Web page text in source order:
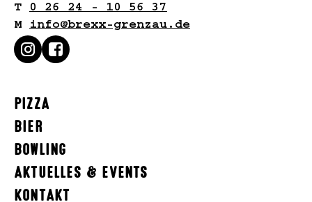
T 0 26 24 - 10 56 37
M info@brexx-grenzau.de
PIZZA
BIER
BOWLING
AKTUELLES & EVENTS
KONTAKT